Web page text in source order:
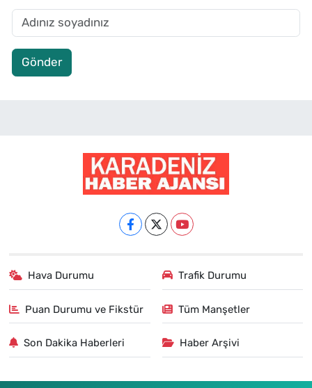
Gönder
Hava Durumu Trafik Durumu
Puan Durumu ve Fikstür Tüm Manşetler
Son Dakika Haberleri Haber Arşivi